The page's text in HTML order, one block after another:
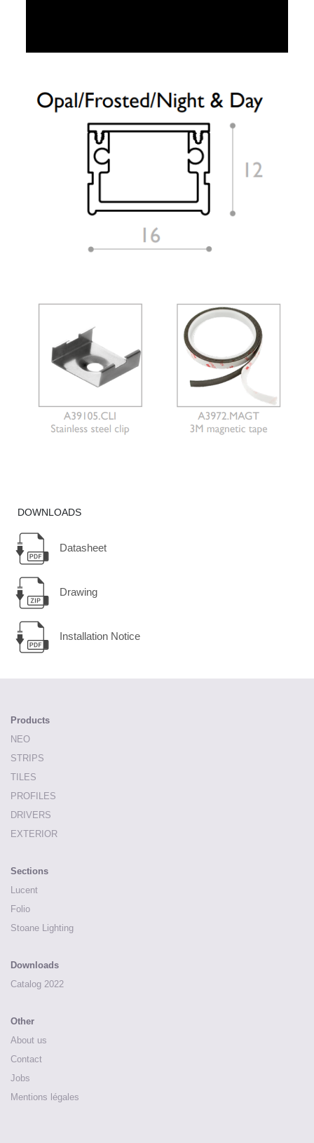
DOWNLOADS
Datasheet
Drawing
Installation Notice
Products
NEO
STRIPS
TILES
PROFILES
DRIVERS
EXTERIOR
Sections
Lucent
Folio
Stoane Lighting
Downloads
Catalog 2022
Other
About us
Contact
Jobs
Mentions légales